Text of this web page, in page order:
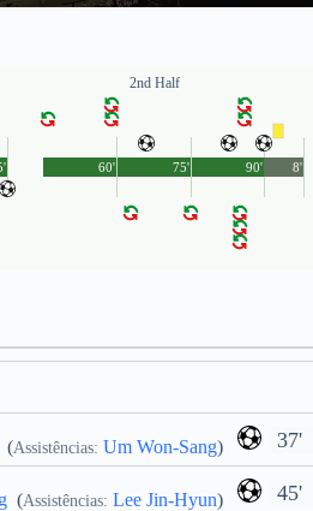
2nd Half
90'
60' 75' 8'
37'
(Assistências: Um Won-Sang)
45'
(Assistências: Lee Jin-Hyun)